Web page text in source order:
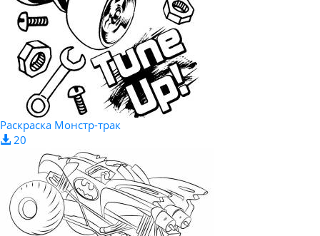
Раскраска Монстр-трак
20